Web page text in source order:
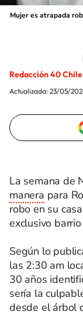
Mujer es atrapada
Redacción 40 Chile
Actualizada: 23/05/
La semana de
manera para
robo en su
exclusivo
Según lo
las 2:30 am
30 años
sería la
desde el árbol